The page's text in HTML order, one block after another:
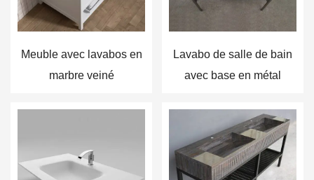
Meuble avec lavabos en
marbre veiné
Lavabo de salle de bain
avec base en métal